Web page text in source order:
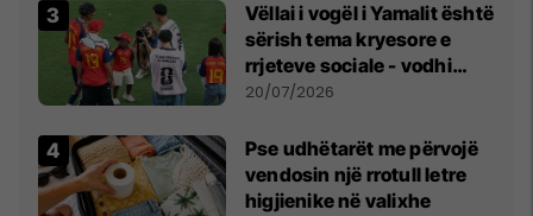
Vëllai i vogël i Yamalit është
sërish tema kryesore e
rrjeteve sociale - vodhi
vëmendjen pas finales së
20/07/2026
Pse udhëtarët me përvojë
vendosin një rrotull letre
higjienike në valixhe